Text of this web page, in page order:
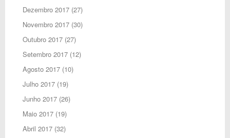
Dezembro 2017(27)
Novembro 2017(30)
Outubro 2017(27)
Setembro 2017(12)
Agosto 2017(10)
Julho 2017(19)
Junho 2017(26)
Maio 2017(19)
Abril 2017(32)